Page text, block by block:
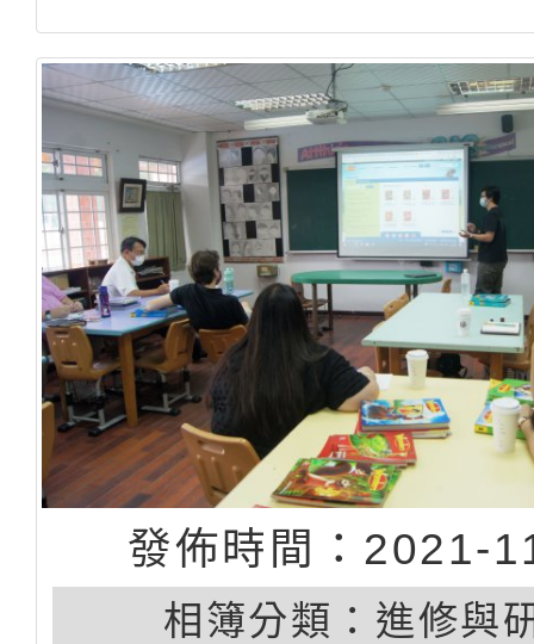
發佈時間：2021-
相簿分類： 進修與